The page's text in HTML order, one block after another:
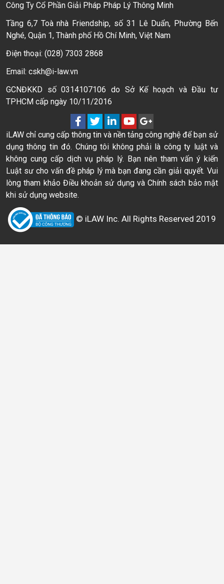
Công Ty Cổ Phần Giải Pháp Pháp Lý Thông Minh
Tầng 6,7 Toà nhà Friendship, số 31 Lê Duẩn, Phường Bến
Nghé, Quận 1, Thành phố Hồ Chí Minh, Việt Nam
Điện thoại: (028) 7303 2868
Email: cskh@i-law.vn
GCNĐKKD số 0314107106 do Sở Kế hoạch và Đầu tư
TPHCM cấp ngày 10/11/2016
iLAW chỉ cung cấp thông tin và nền tảng công nghệ để bạn sử
dụng thông tin đó. Chúng tôi không phải là công ty luật và
không cung cấp dịch vụ pháp lý. Bạn nên tham vấn ý kiến
Luật sư cho vấn đề pháp lý mà bạn đang cần giải quyết. Vui
lòng tham khảo Điều khoản sử dụng và Chính sách bảo mật
khi sử dụng website.
© iLAW Inc. All Rights Reserved 2019